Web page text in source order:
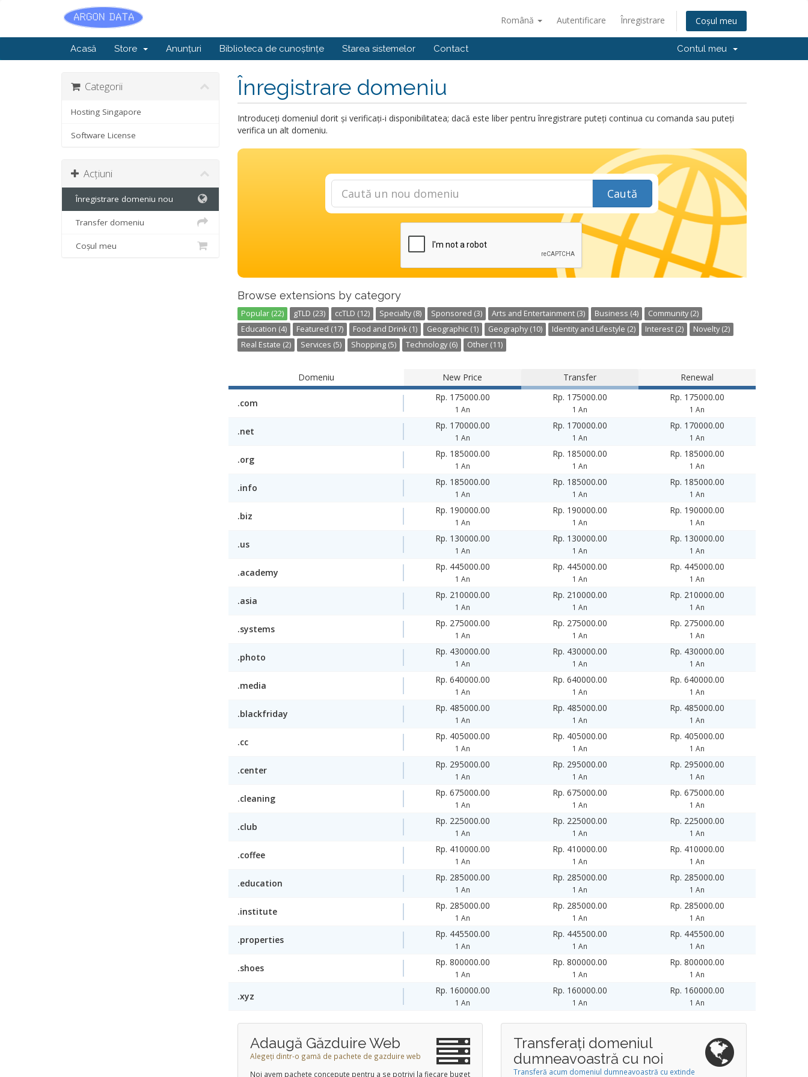
Română Autentificare Înregistrare Coșul meu
Acasă Store Anunțuri Biblioteca de cunoștințe Starea sistemelor Contact Contul meu
Înregistrare domeniu
Categorii
Hosting Singapore
Software License
Acțiuni
Înregistrare domeniu nou
Transfer domeniu
Coșul meu
Introduceți domeniul dorit și verificați-i disponibilitatea; dacă este liber pentru înregistrare puteți continua cu comanda sau puteți
verifica un alt domeniu.
Caută
Browse extensions by category
Popular (22) gTLD (23) ccTLD (12) Specialty (8) Sponsored (3) Arts and Entertainment (3) Business (4)
Community (2)
Education (4)
Featured (17) Food and Drink (1) Geographic (1) Geography (10) Identity and Lifestyle (2) Interest (2)
Novelty (2)
Real Estate (2)
Services (5) Shopping (5) Technology (6) Other (11)
Domeniu New Price Transfer Renewal
.com
Rp. 175000.00
1 An
Rp. 175000.00
1 An
Rp. 175000.00
1 An
.net
Rp. 170000.00
1 An
Rp. 170000.00
1 An
Rp. 170000.00
1 An
.org
Rp. 185000.00
1 An
Rp. 185000.00
1 An
Rp. 185000.00
1 An
.info
Rp. 185000.00
1 An
Rp. 185000.00
1 An
Rp. 185000.00
1 An
.biz
Rp. 190000.00
1 An
Rp. 190000.00
1 An
Rp. 190000.00
1 An
.us
Rp. 130000.00
1 An
Rp. 130000.00
1 An
Rp. 130000.00
1 An
.academy
Rp. 445000.00
1 An
Rp. 445000.00
1 An
Rp. 445000.00
1 An
.asia
Rp. 210000.00
1 An
Rp. 210000.00
1 An
Rp. 210000.00
1 An
.systems
Rp. 275000.00
1 An
Rp. 275000.00
1 An
Rp. 275000.00
1 An
.photo
Rp. 430000.00
1 An
Rp. 430000.00
1 An
Rp. 430000.00
1 An
.media
Rp. 640000.00
1 An
Rp. 640000.00
1 An
Rp. 640000.00
1 An
.blackfriday
Rp. 485000.00
1 An
Rp. 485000.00
1 An
Rp. 485000.00
1 An
.cc
Rp. 405000.00
1 An
Rp. 405000.00
1 An
Rp. 405000.00
1 An
.center
Rp. 295000.00
1 An
Rp. 295000.00
1 An
Rp. 295000.00
1 An
.cleaning
Rp. 675000.00
1 An
Rp. 675000.00
1 An
Rp. 675000.00
1 An
.club
Rp. 225000.00
1 An
Rp. 225000.00
1 An
Rp. 225000.00
1 An
.coffee
Rp. 410000.00
1 An
Rp. 410000.00
1 An
Rp. 410000.00
1 An
.education
Rp. 285000.00
1 An
Rp. 285000.00
1 An
Rp. 285000.00
1 An
.institute
Rp. 285000.00
1 An
Rp. 285000.00
1 An
Rp. 285000.00
1 An
.properties
Rp. 445500.00
1 An
Rp. 445500.00
1 An
Rp. 445500.00
1 An
.shoes
Rp. 800000.00
1 An
Rp. 800000.00
1 An
Rp. 800000.00
1 An
.xyz
Rp. 160000.00
1 An
Rp. 160000.00
1 An
Rp. 160000.00
1 An
Adaugă Găzduire Web
Alegeți dintr-o gamă de pachete de gazduire web
Noi avem pachete concepute pentru a se potrivi la fiecare buget
Transferați domeniul
dumneavoastră cu noi
Transferă acum domeniul dumneavoastră cu extinde